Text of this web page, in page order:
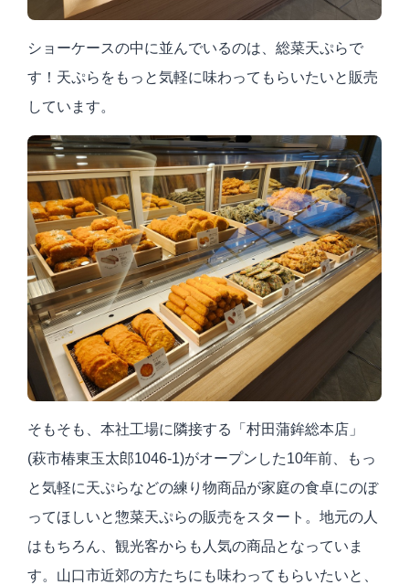
ショーケースの中に並んでいるのは、総菜天ぷらで
す！天ぷらをもっと気軽に味わってもらいたいと販売
しています。
そもそも、本社工場に隣接する「村田蒲鉾総本店」
(萩市椿東玉太郎1046-1)がオープンした10年前、もっ
と気軽に天ぷらなどの練り物商品が家庭の食卓にのぼ
ってほしいと惣菜天ぷらの販売をスタート。地元の人
はもちろん、観光客からも人気の商品となっていま
す。山口市近郊の方たちにも味わってもらいたいと、